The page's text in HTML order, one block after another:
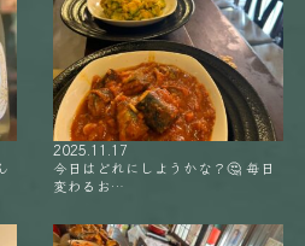
2025.11.17
今日はどれにしようかな？🤔 毎日
変わるお…